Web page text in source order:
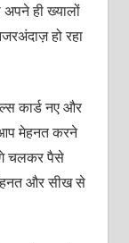
ही ख्यालों
हो रहा
कार्ड नए और
मेहनत करने
चलकर पैसे
और सीख से